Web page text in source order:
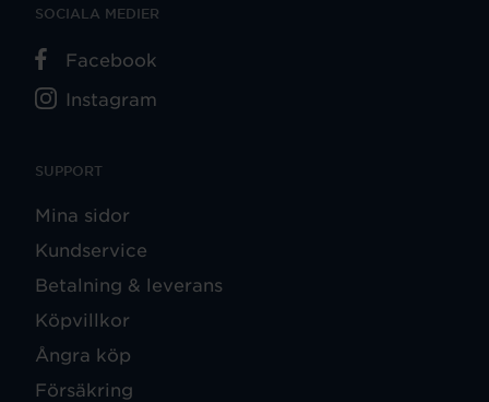
SUPPORT
Mina sidor
Kundservice
Betalning & leverans
Köpvillkor
Ångra köp
Försäkring
SOCIALA MEDIER
Facebook
Instagram